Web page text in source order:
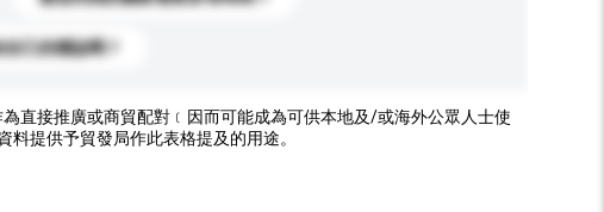
己的標誌嗎？
直接推廣或商貿配對﹝因而可能成為可供本地及/或海外公眾人士使
提供予貿發局作此表格提及的用途。